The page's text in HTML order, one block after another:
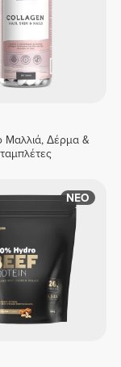
Μαλλιά, Δέρμα &
ΝΕΟ